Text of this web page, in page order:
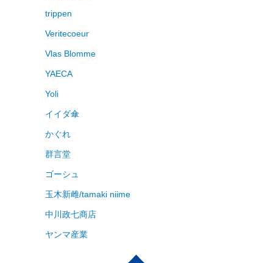
trippen
Veritecoeur
Vlas Blomme
YAECA
Yoli
イイダ傘
かぐれ
群言堂
ゴーシュ
玉木新雌/tamaki niime
中川政七商店
ヤンマ産業